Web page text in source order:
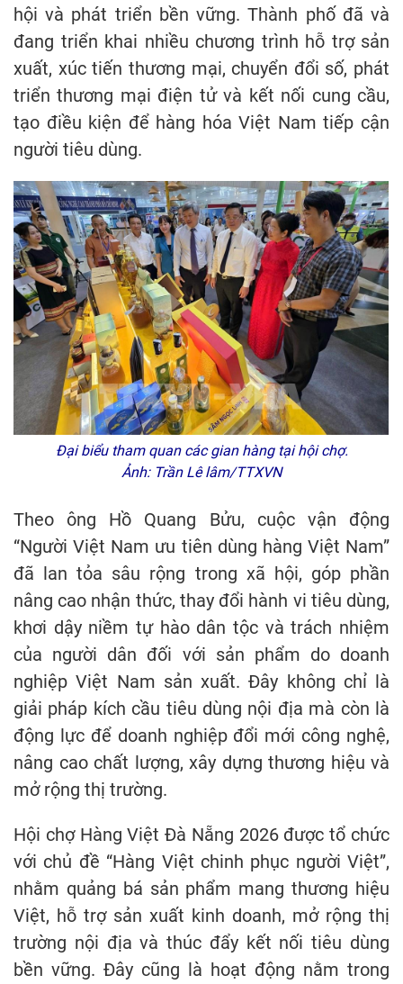
hội và phát triển bền vững. Thành phố đã và
đang triển khai nhiều chương trình hỗ trợ sản
xuất, xúc tiến thương mại, chuyển đổi số, phát
triển thương mại điện tử và kết nối cung cầu,
tạo điều kiện để hàng hóa Việt Nam tiếp cận
người tiêu dùng.
Đại biểu tham quan các gian hàng tại hội chợ.
Ảnh: Trần Lê lâm/TTXVN
Theo ông Hồ Quang Bửu, cuộc vận động
“Người Việt Nam ưu tiên dùng hàng Việt Nam”
đã lan tỏa sâu rộng trong xã hội, góp phần
nâng cao nhận thức, thay đổi hành vi tiêu dùng,
khơi dậy niềm tự hào dân tộc và trách nhiệm
của người dân đối với sản phẩm do doanh
nghiệp Việt Nam sản xuất. Đây không chỉ là
giải pháp kích cầu tiêu dùng nội địa mà còn là
động lực để doanh nghiệp đổi mới công nghệ,
nâng cao chất lượng, xây dựng thương hiệu và
mở rộng thị trường.
Hội chợ Hàng Việt Đà Nẵng 2026 được tổ chức
với chủ đề “Hàng Việt chinh phục người Việt”,
nhằm quảng bá sản phẩm mang thương hiệu
Việt, hỗ trợ sản xuất kinh doanh, mở rộng thị
trường nội địa và thúc đẩy kết nối tiêu dùng
bền vững. Đây cũng là hoạt động nằm trong